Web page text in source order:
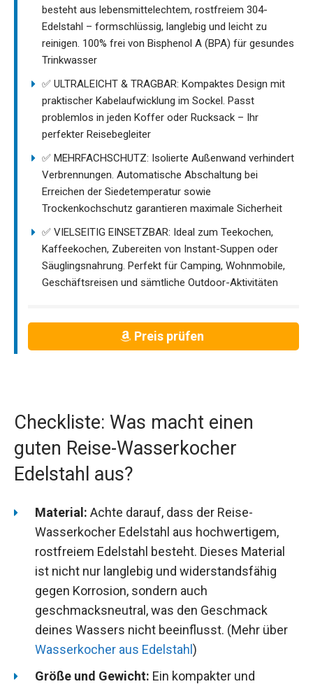
besteht aus lebensmittelechtem, rostfreiem 304-
Edelstahl – formschlüssig, langlebig und leicht zu
reinigen. 100% frei von Bisphenol A (BPA) für gesundes
Trinkwasser
✅ ULTRALEICHT & TRAGBAR:​ Kompaktes Design mit
praktischer Kabelaufwicklung im Sockel. Passt
problemlos in jeden Koffer oder Rucksack – Ihr
perfekter Reisebegleiter
✅ MEHRFACHSCHUTZ:​ Isolierte Außenwand verhindert
Verbrennungen. Automatische Abschaltung bei
Erreichen der Siedetemperatur sowie
Trockenkochschutz garantieren maximale Sicherheit
✅ VIELSEITIG EINSETZBAR:​ Ideal zum Teekochen,
Kaffeekochen, Zubereiten von Instant-Suppen oder
Säuglingsnahrung. Perfekt für Camping, Wohnmobile,
Geschäftsreisen und sämtliche Outdoor-Aktivitäten
Preis prüfen
Checkliste: Was macht einen
guten Reise-Wasserkocher
Edelstahl aus?
Material: Achte darauf, dass der Reise-
Wasserkocher Edelstahl aus hochwertigem,
rostfreiem Edelstahl besteht. Dieses Material
ist nicht nur langlebig und widerstandsfähig
gegen Korrosion, sondern auch
geschmacksneutral, was den Geschmack
deines Wassers nicht beeinflusst. (Mehr über
Wasserkocher aus Edelstahl)
Größe und Gewicht: Ein kompakter und